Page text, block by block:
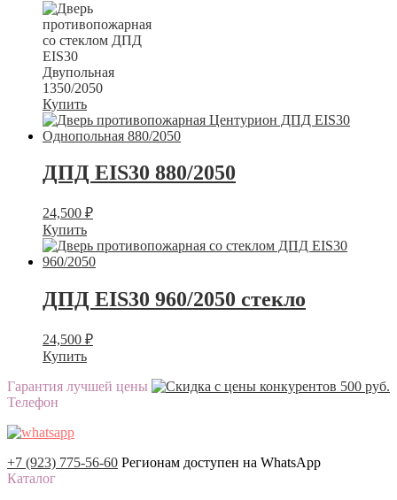
Купить
ДПД EIS30 880/2050
24,500 ₽
Купить
ДПД EIS30 960/2050 стекло
24,500 ₽
Купить
Гарантия лучшей цены
Телефон
+7 (923) 775-56-60 Регионам доступен на WhatsApp
Каталог